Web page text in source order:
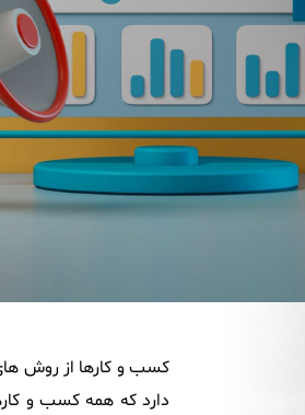
کسب و کارها از روش
دارد که همه کسب و